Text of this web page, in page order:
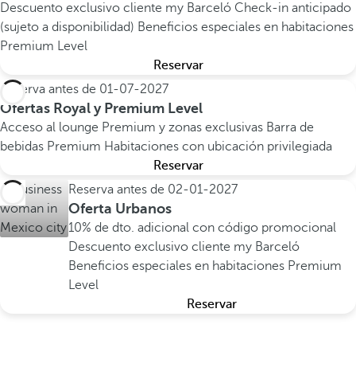
Descuento exclusivo cliente my Barceló Check-in anticipado
(sujeto a disponibilidad) Beneficios especiales en habitaciones
Premium Level
Reservar
Reserva antes de 01-07-2027
Ofertas Royal y Premium Level
Acceso al lounge Premium y zonas exclusivas Barra de
bebidas Premium Habitaciones con ubicación privilegiada
Reservar
Reserva antes de 02-01-2027
Oferta Urbanos
10% de dto. adicional con código promocional
Descuento exclusivo cliente my Barceló
Beneficios especiales en habitaciones Premium
Level
Reservar